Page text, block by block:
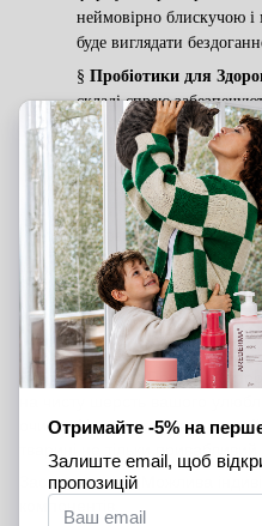
неймовірно блискучою
буде виглядати
§ Пробіотики для
складі спрею
допомагаючи
зменшує ризик алергій
§Натуральні
багатий на натуральні
екстракти трав. Він
здоровою та блискучою.
§Стійкий Аромат:
задоволення! Він
ніжний, але стійкий
Застосування: Просто
очима. Це простий та швидкий
Застереження: Можлива